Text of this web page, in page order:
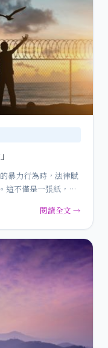
暴力行為時，法律賦
這不僅是一張紙，更
閱讀全文 →